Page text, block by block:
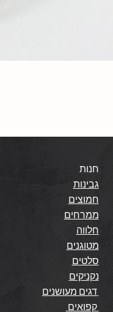
חנות
גבינות
חמוצים
ממרחים
חלווה
מטוגנים
סלטים
נקניקים
דגים מעושנים
קפואים